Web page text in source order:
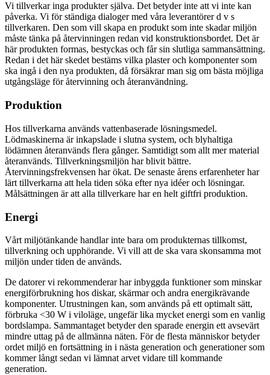
Vi tillverkar inga produkter själva. Det betyder inte att vi inte kan
påverka. Vi för ständiga dialoger med våra leverantörer d v s
tillverkaren. Den som vill skapa en produkt som inte skadar miljön
måste tänka på återvinningen redan vid konstruktionsbordet. Det är
här produkten formas, bestyckas och får sin slutliga sammansättning.
Redan i det här skedet bestäms vilka plaster och komponenter som
ska ingå i den nya produkten, då försäkrar man sig om bästa möjliga
utgångsläge för återvinning och återanvändning.
Produktion
Hos tillverkarna används vattenbaserade lösningsmedel.
Lödmaskinerna är inkapslade i slutna system, och blyhaltiga
lödämnen återanvänds flera gånger. Samtidigt som allt mer material
återanvänds. Tillverkningsmiljön har blivit bättre.
Återvinningsfrekvensen har ökat. De senaste årens erfarenheter har
lärt tillverkarna att hela tiden söka efter nya idéer och lösningar.
Målsättningen är att alla tillverkare har en helt giftfri produktion.
Energi
Vårt miljötänkande handlar inte bara om produkternas tillkomst,
tillverkning och upphörande. Vi vill att de ska vara skonsamma mot
miljön under tiden de används.
De datorer vi rekommenderar har inbyggda funktioner som minskar
energiförbrukning hos diskar, skärmar och andra energikrävande
komponenter. Utrustningen kan, som används på ett optimalt sätt,
förbruka <30 W i viloläge, ungefär lika mycket energi som en vanlig
bordslampa. Sammantaget betyder den sparade energin ett avsevärt
mindre uttag på de allmänna näten. För de flesta människor betyder
ordet miljö en fortsättning in i nästa generation och generationer som
kommer långt sedan vi lämnat arvet vidare till kommande
generation.